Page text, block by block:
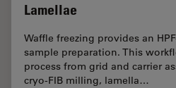
Lamellae
Waffle freezing provides an
sample preparation. This
process from grid and carrier
cryo-FIB milling, lamella…